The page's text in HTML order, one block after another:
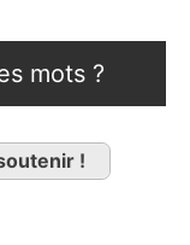
mots ?
!